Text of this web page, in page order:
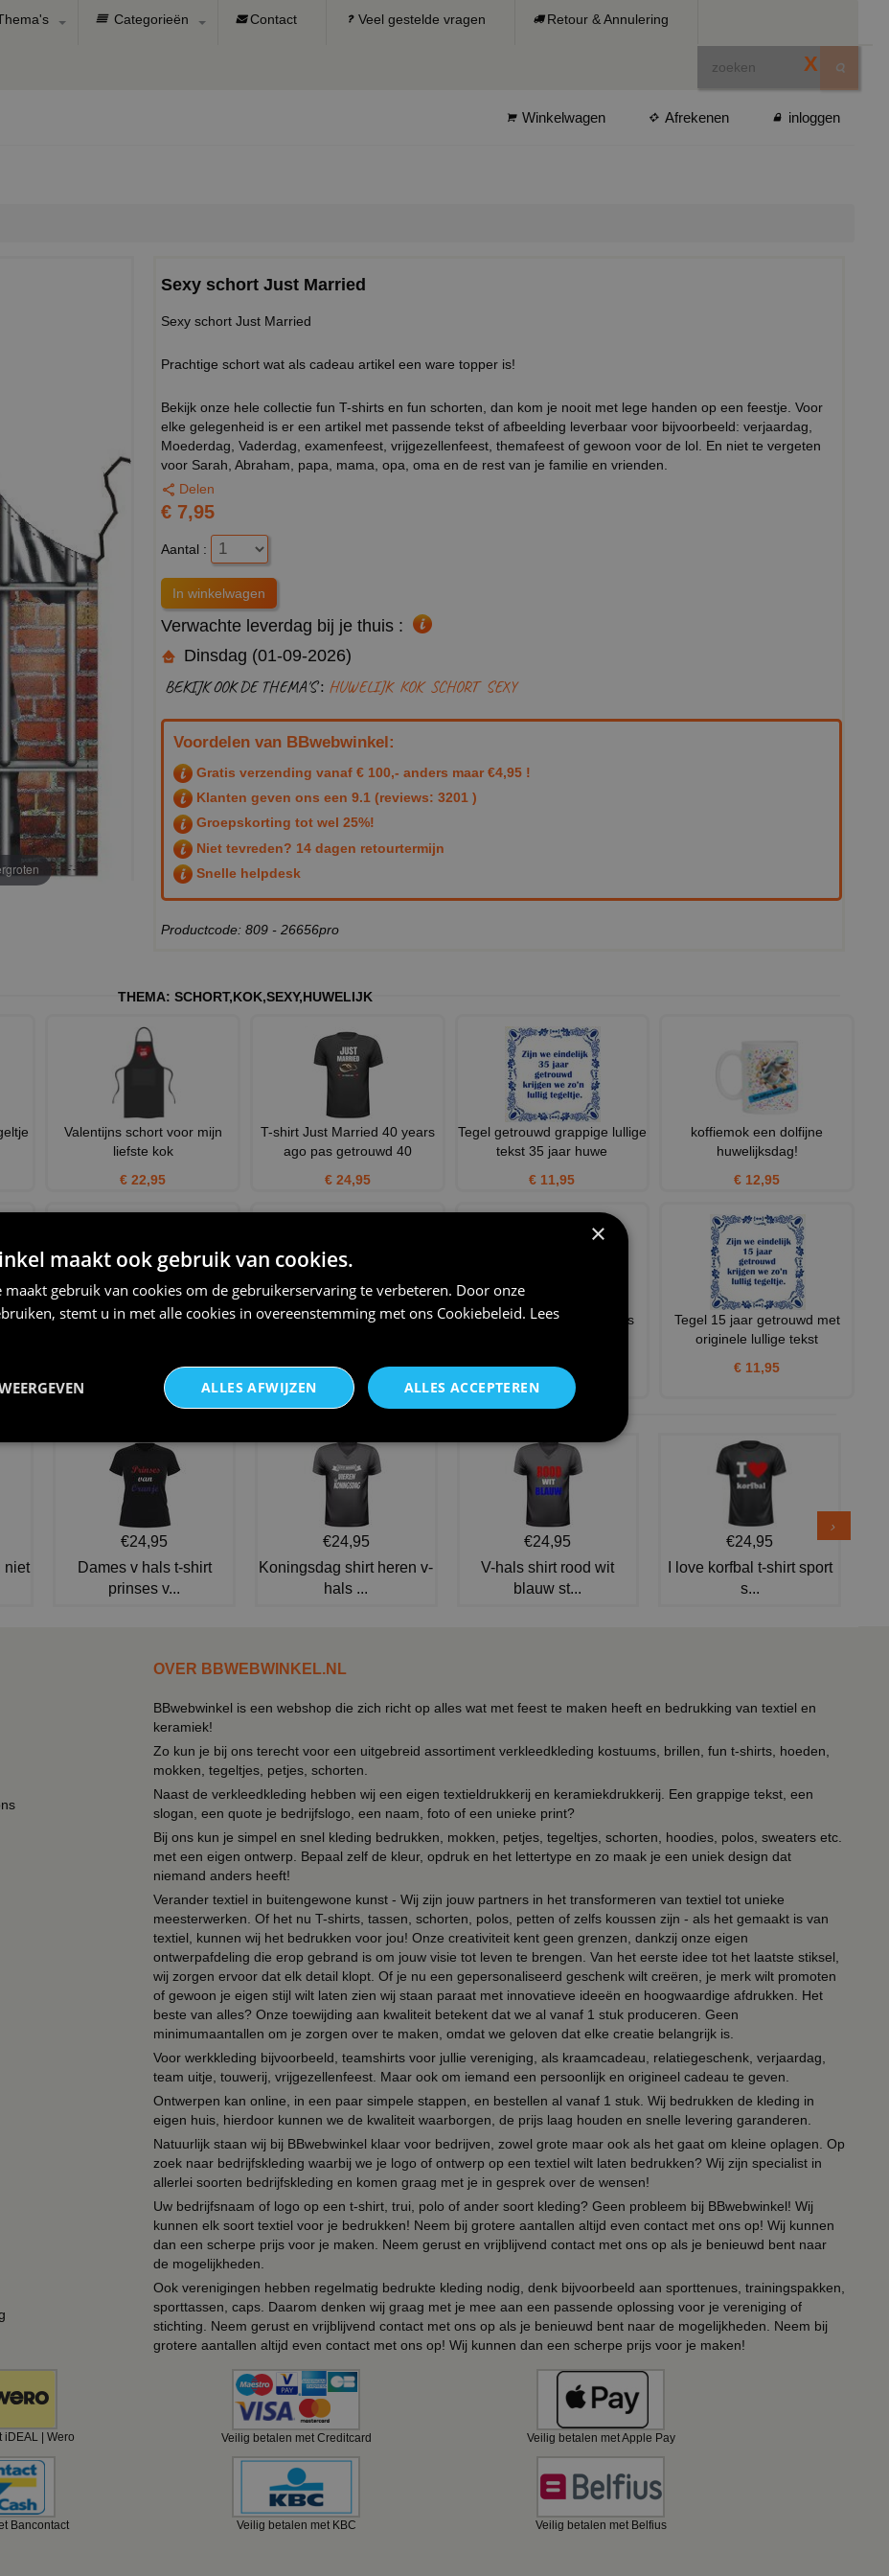
Categorieën Contact Veel gestelde vragen Retour & Annulering
X
Winkelwagen Afrekenen inloggen
Sexy schort Just Married
Sexy schort Just Married
Prachtige schort wat als cadeau artikel een ware topper is!
Bekijk onze hele collectie fun T-shirts en fun schorten, dan kom je nooit met lege handen op een feestje. Voor
elke gelegenheid is er een artikel met passende tekst of afbeelding leverbaar voor bijvoorbeeld: verjaardag,
Moederdag, Vaderdag, examenfeest, vrijgezellenfeest, themafeest of gewoon voor de lol. En niet te vergeten
voor Sarah, Abraham, papa, mama, opa, oma en de rest van je familie en vrienden.
Delen
€ 7,95
Aantal :
Verwachte leverdag bij je thuis :
Dinsdag (01-09-2026)
BEKIJK OOK DE THEMA'S : HUWELIJK KOK SCHORT SEXY
Voordelen van BBwebwinkel:
Gratis verzending vanaf € 100,- anders maar €4,95 !
Klanten geven ons een 9.1 (reviews: 3201 )
Groepskorting tot wel 25%!
Niet tevreden? 14 dagen retourtermijn
Snelle helpdesk
Productcode: 809 - 26656pro
THEMA: SCHORT,KOK,SEXY,HUWELIJK
Valentijns schort voor mijn
liefste kok
€ 22,95
T-shirt Just Married 40 years
ago pas getrouwd 40
€ 24,95
Tegel getrouwd grappige lullige
tekst 35 jaar huwe
€ 11,95
koffiemok een dolfijne
huwelijksdag!
€ 12,95
Zijn we eindelijk 12,5 jaar
Panty kamasutra zwart
Tegel just married 40 years
€ 11,95
Tegel 15 jaar getrouwd met
originele lullige tekst
€ 11,95
niet
€24,95
Dames v hals t-shirt
prinses v...
€24,95
Koningsdag shirt heren v-
hals ...
€24,95
V-hals shirt rood wit
blauw st...
€24,95
I love korfbal t-shirt sport
s...
OVER BBWEBWINKEL.NL
BBwebwinkel is een webshop die zich richt op alles wat met feest te maken heeft en bedrukking van textiel en
keramiek!
Zo kun je bij ons terecht voor een uitgebreid assortiment verkleedkleding kostuums, brillen, fun t-shirts, hoeden,
mokken, tegeltjes, petjes, schorten.
Naast de verkleedkleding hebben wij een eigen textieldrukkerij en keramiekdrukkerij. Een grappige tekst, een
slogan, een quote je bedrijfslogo, een naam, foto of een unieke print?
Bij ons kun je simpel en snel kleding bedrukken, mokken, petjes, tegeltjes, schorten, hoodies, polos, sweaters etc.
met een eigen ontwerp. Bepaal zelf de kleur, opdruk en het lettertype en zo maak je een uniek design dat
niemand anders heeft!
Verander textiel in buitengewone kunst - Wij zijn jouw partners in het transformeren van textiel tot unieke
meesterwerken. Of het nu T-shirts, tassen, schorten, polos, petten of zelfs koussen zijn - als het gemaakt is van
textiel, kunnen wij het bedrukken voor jou! Onze creativiteit kent geen grenzen, dankzij onze eigen
ontwerpafdeling die erop gebrand is om jouw visie tot leven te brengen. Van het eerste idee tot het laatste stiksel,
wij zorgen ervoor dat elk detail klopt. Of je nu een gepersonaliseerd geschenk wilt creëren, je merk wilt promoten
of gewoon je eigen stijl wilt laten zien wij staan paraat met innovatieve ideeën en hoogwaardige afdrukken. Het
beste van alles? Onze toewijding aan kwaliteit betekent dat we al vanaf 1 stuk produceren. Geen
minimumaantallen om je zorgen over te maken, omdat we geloven dat elke creatie belangrijk is.
Voor werkkleding bijvoorbeeld, teamshirts voor jullie vereniging, als kraamcadeau, relatiegeschenk, verjaardag,
team uitje, touwerij, vrijgezellenfeest. Maar ook om iemand een persoonlijk en origineel cadeau te geven.
Ontwerpen kan online, in een paar simpele stappen, en bestellen al vanaf 1 stuk. Wij bedrukken de kleding in
eigen huis, hierdoor kunnen we de kwaliteit waarborgen, de prijs laag houden en snelle levering garanderen.
Natuurlijk staan wij bij BBwebwinkel klaar voor bedrijven, zowel grote maar ook als het gaat om kleine oplagen. Op
zoek naar bedrijfskleding waarbij we je logo of ontwerp op een textiel wilt laten bedrukken? Wij zijn specialist in
allerlei soorten bedrijfskleding en komen graag met je in gesprek over de wensen!
Uw bedrijfsnaam of logo op een t-shirt, trui, polo of ander soort kleding? Geen probleem bij BBwebwinkel! Wij
kunnen elk soort textiel voor je bedrukken! Neem bij grotere aantallen altijd even contact met ons op! Wij kunnen
dan een scherpe prijs voor je maken. Neem gerust en vrijblijvend contact met ons op als je benieuwd bent naar
de mogelijkheden.
Ook verenigingen hebben regelmatig bedrukte kleding nodig, denk bijvoorbeeld aan sporttenues, trainingspakken,
sporttassen, caps. Daarom denken wij graag met je mee aan een passende oplossing voor je vereniging of
stichting. Neem gerust en vrijblijvend contact met ons op als je benieuwd bent naar de mogelijkheden. Neem bij
grotere aantallen altijd even contact met ons op! Wij kunnen dan een scherpe prijs voor je maken!
iDEAL | Wero Veilig betalen met Creditcard Veilig betalen met Apple Pay
Bancontact Veilig betalen met KBC Veilig betalen met Belfius
×
maakt ook gebruik van cookies.
maakt gebruik van cookies om de gebruikerservaring te verbeteren. Door onze
stemt u in met alle cookies in overeenstemming met ons Cookiebeleid. Lees
ALLES ACCEPTEREN
ALLES AFWIJZEN